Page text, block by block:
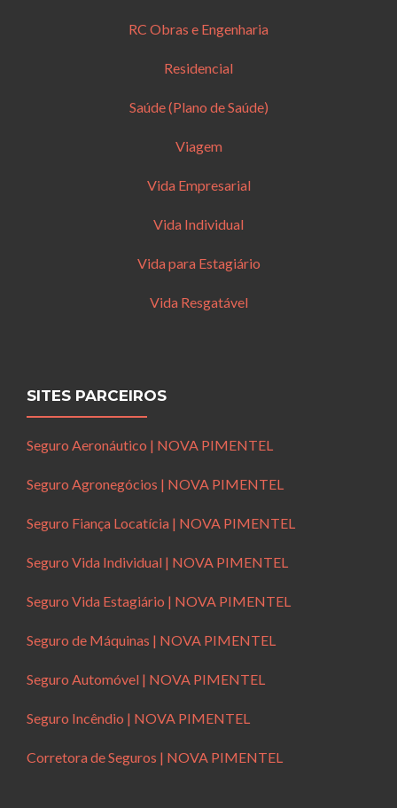
RC Obras e Engenharia
Residencial
Saúde (Plano de Saúde)
Viagem
Vida Empresarial
Vida Individual
Vida para Estagiário
Vida Resgatável
SITES PARCEIROS
Seguro Aeronáutico | NOVA PIMENTEL
Seguro Agronegócios | NOVA PIMENTEL
Seguro Fiança Locatícia | NOVA PIMENTEL
Seguro Vida Individual | NOVA PIMENTEL
Seguro Vida Estagiário | NOVA PIMENTEL
Seguro de Máquinas | NOVA PIMENTEL
Seguro Automóvel | NOVA PIMENTEL
Seguro Incêndio | NOVA PIMENTEL
Corretora de Seguros | NOVA PIMENTEL